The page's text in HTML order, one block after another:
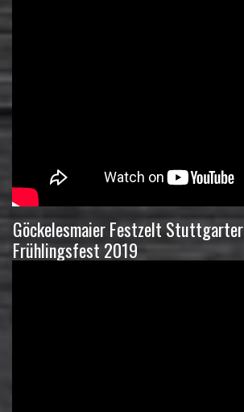
Göckelesmaier Festzelt Stuttgarter
Frühlingsfest 2019